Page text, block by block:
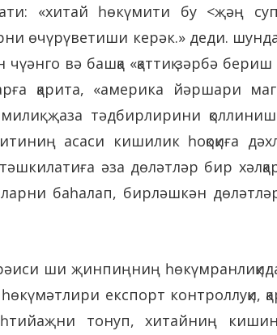
«хитай һөкүмити бу <җәң
өчүрүветиши керәк.» деди.
вә башқа «қаттиқ зәрбә
қарита, «америка йәршари
җаза тәдбирлирини
асаси кишилик һоқоқиға
әза дөләтләр бир
баһалап, бирләшкән
ши җинпиңниң
експорт
еһтийаҗни тонуп, хитайниң